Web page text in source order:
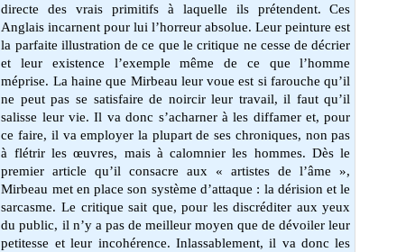
directe des vrais primitifs à laquelle ils prétendent. Ces
Anglais incarnent pour lui l’horreur absolue. Leur peinture est
la parfaite illustration de ce que le critique ne cesse de décrier
et leur existence l’exemple même de ce que l’homme
méprise. La haine que Mirbeau leur voue est si farouche qu’il
ne peut pas se satisfaire de noircir leur travail, il faut qu’il
salisse leur vie. Il va donc s’acharner à les diffamer et, pour
ce faire, il va employer la plupart de ses chroniques, non pas
à flétrir les œuvres, mais à calomnier les hommes. Dès le
premier article qu’il consacre aux « artistes de l’âme »,
Mirbeau met en place son système d’attaque : la dérision et le
sarcasme. Le critique sait que, pour les discréditer aux yeux
du public, il n’y a pas de meilleur moyen que de dévoiler leur
petitesse et leur incohérence. Inlassablement, il va donc les